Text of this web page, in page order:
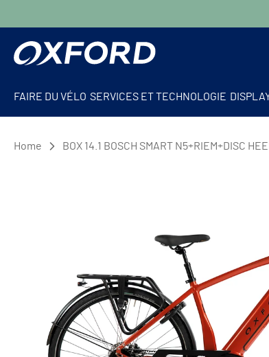
FAIRE DU VÉLO SERVICES ET TECHNOLOGIE
Home BOX 14.1 BOSCH SMART N5+RIEM+DISC